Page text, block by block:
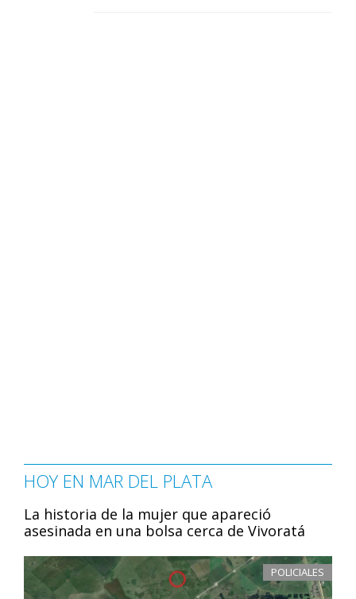
HOY EN MAR DEL PLATA
La historia de la mujer que apareció
asesinada en una bolsa cerca de Vivoratá
POLICIALES